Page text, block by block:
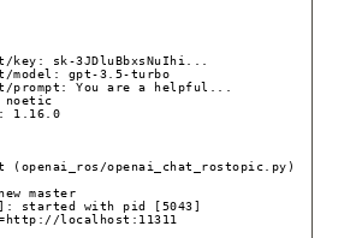
key : sk-3JDluBbxsNuIhi...
model : gpt-3.5-turbo
prompt : You are a helpful...
noetic
: 1.16.0
(openai_ros /openai_chat_rostopic.py)
master
started with pid [5043]
//localhost :11311